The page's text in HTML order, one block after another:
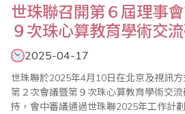
世珠聯召開第６屆理事
９次珠心算教育學術交
2025-04-17
世珠聯於2025年4月10日在北京及視訊
第２次會議暨第９次珠心算教育學術交
持，會中審議通過世珠聯2025年工作計